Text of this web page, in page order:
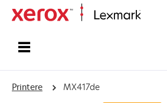
Printere MX417de